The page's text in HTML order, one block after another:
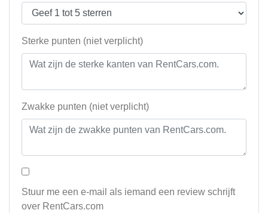
Sterke punten (niet verplicht)
Zwakke punten (niet verplicht)
Stuur me een e-mail als iemand een review schrijft
over RentCars.com